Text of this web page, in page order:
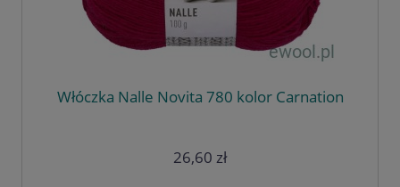
Włóczka Nalle Novita 780 kolor Carnation
26,60 zł